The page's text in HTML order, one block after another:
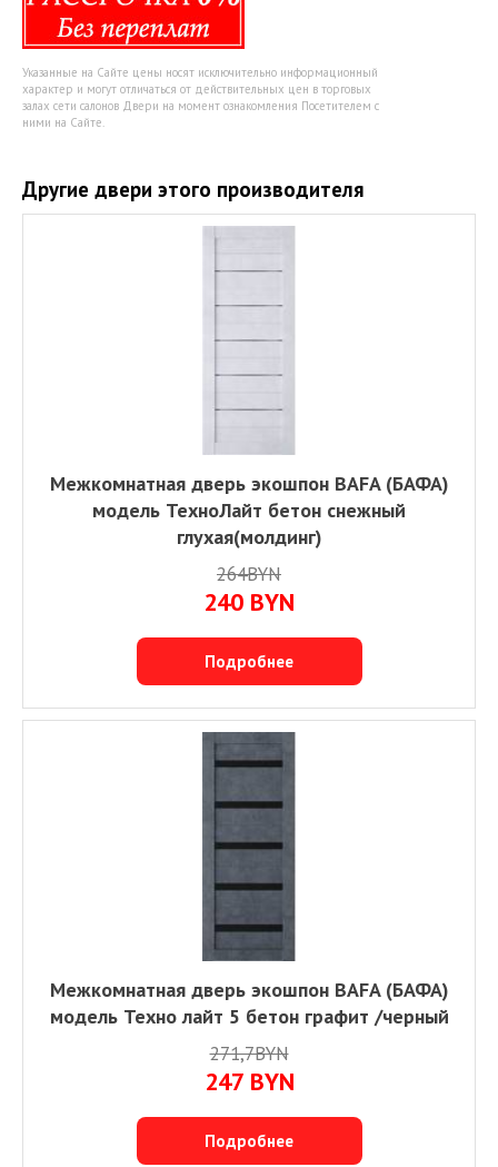
Указанные на Сайте цены носят исключительно информационный
характер и могут отличаться от действительных цен в торговых
залах сети салонов Двери на момент ознакомления Посетителем с
ними на Сайте.
Другие двери этого производителя
Межкомнатная дверь экошпон BAFA (БАФА)
модель ТехноЛайт бетон снежный
глухая(молдинг)
264BYN
240 BYN
Подробнее
Межкомнатная дверь экошпон BAFA (БАФА)
модель Техно лайт 5 бетон графит /черный
271,7BYN
247 BYN
Подробнее